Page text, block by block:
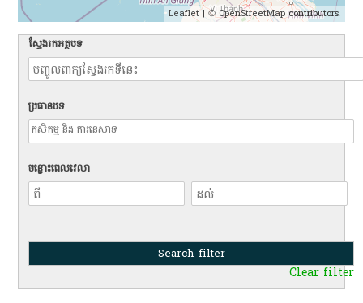
Leaflet| © OpenStreetMapcontributors.
ស្វែងរកអត្ថបទ
ប្រធានបទ
ចន្លោះពេលវេលា
Clear filter